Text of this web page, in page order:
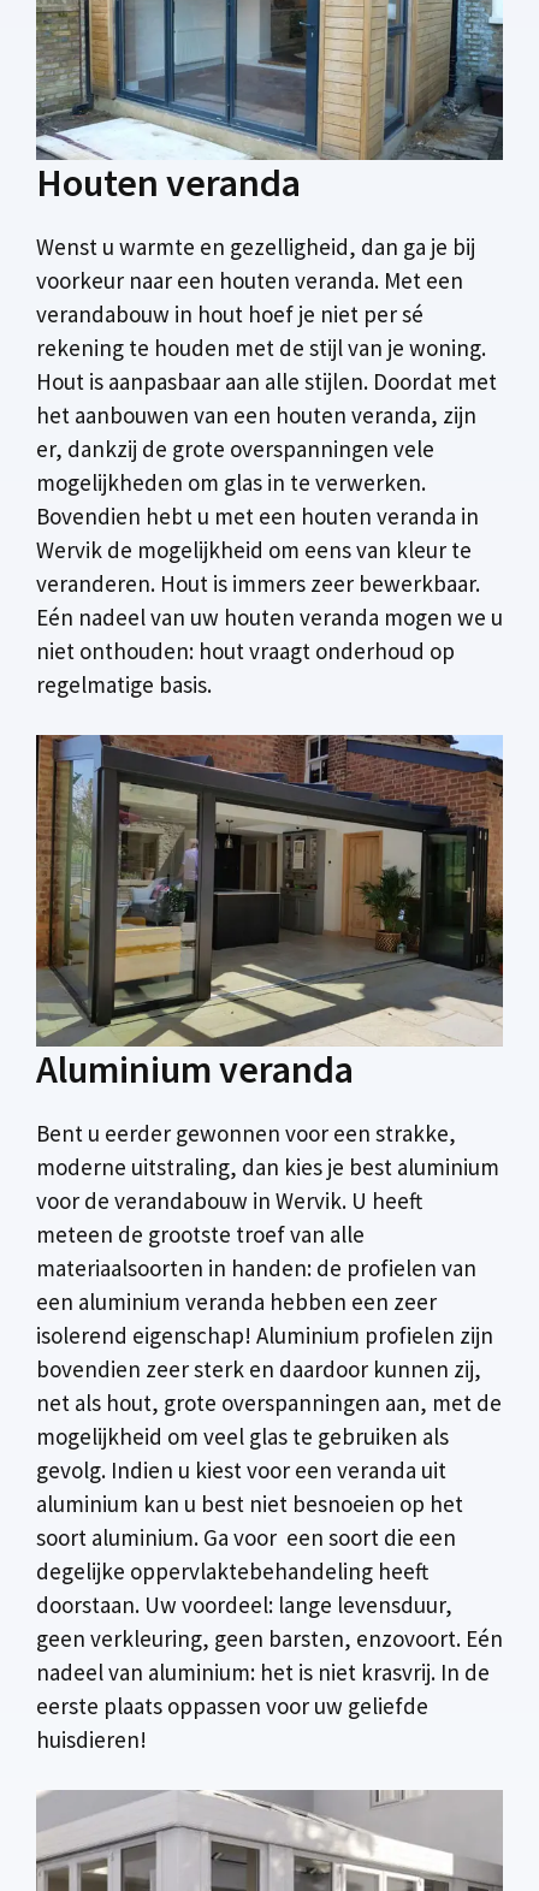
Houten veranda
Wenst u warmte en gezelligheid, dan ga je bij
voorkeur naar een houten veranda. Met een
verandabouw in hout hoef je niet per sé
rekening te houden met de stijl van je woning.
Hout is aanpasbaar aan alle stijlen. Doordat met
het aanbouwen van een houten veranda, zijn
er, dankzij de grote overspanningen vele
mogelijkheden om glas in te verwerken.
Bovendien hebt u met een houten veranda in
Wervik de mogelijkheid om eens van kleur te
veranderen. Hout is immers zeer bewerkbaar.
Eén nadeel van uw houten veranda mogen we u
niet onthouden: hout vraagt onderhoud op
regelmatige basis.
Aluminium veranda
Bent u eerder gewonnen voor een strakke,
moderne uitstraling, dan kies je best aluminium
voor de verandabouw in Wervik. U heeft
meteen de grootste troef van alle
materiaalsoorten in handen: de profielen van
een aluminium veranda hebben een zeer
isolerend eigenschap! Aluminium profielen zijn
bovendien zeer sterk en daardoor kunnen zij,
net als hout, grote overspanningen aan, met de
mogelijkheid om veel glas te gebruiken als
gevolg. Indien u kiest voor een veranda uit
aluminium kan u best niet besnoeien op het
soort aluminium. Ga voor een soort die een
degelijke oppervlaktebehandeling heeft
doorstaan. Uw voordeel: lange levensduur,
geen verkleuring, geen barsten, enzovoort. Eén
nadeel van aluminium: het is niet krasvrij. In de
eerste plaats oppassen voor uw geliefde
huisdieren!